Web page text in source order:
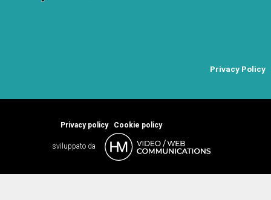
Privacy Policy
Privacy policy Cookie policy
sviluppato da